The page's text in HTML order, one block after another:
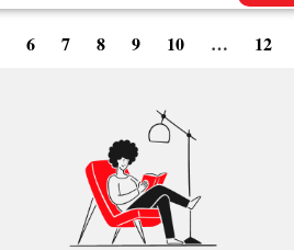
6 7 8 9 10 … 12